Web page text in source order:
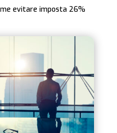
evitare imposta 26%